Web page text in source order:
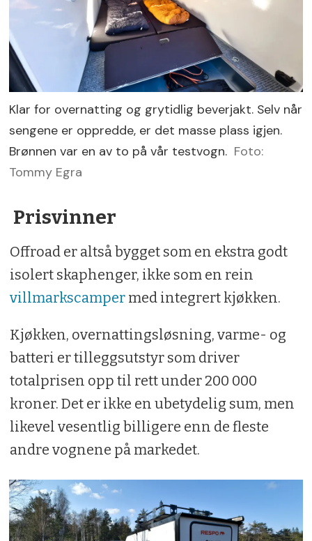
Klar for overnatting og grytidlig beverjakt. Selv når
sengene er oppredde, er det masse plass igjen.
Brønnen var en av to på vår testvogn. Foto:
Tommy Egra
Prisvinner
Offroad er altså bygget som en ekstra godt
isolert skaphenger, ikke som en rein
villmarkscampermed integrert kjøkken.
Kjøkken, overnattingsløsning, varme- og
batteri er tilleggsutstyr som driver
totalprisen opp til rett under 200 000
kroner. Det er ikke en ubetydelig sum, men
likevel vesentlig billigere enn de fleste
andre vognene på markedet.